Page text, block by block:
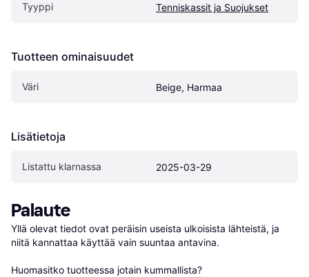
Tyyppi Tenniskassit ja Suojukset
Tuotteen ominaisuudet
Väri Beige, Harmaa
Lisätietoja
Listattu klarnassa 2025-03-29
Palaute
Yllä olevat tiedot ovat peräisin useista ulkoisista lähteistä, ja
niitä kannattaa käyttää vain suuntaa antavina.
Huomasitko tuotteessa jotain kummallista?